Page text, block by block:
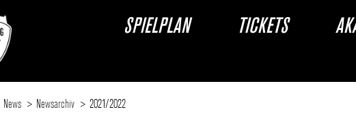
SPIELPLAN TICKETS
News Newsarchiv 2021/2022